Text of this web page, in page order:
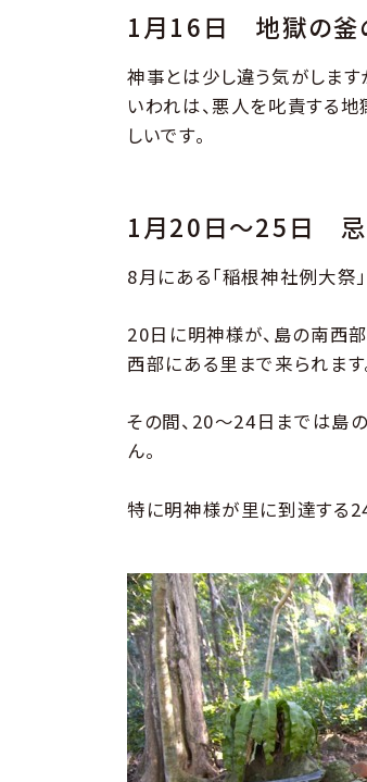
1月16日 地獄の釜
神事とは少し違う気がします
いわれは、悪人を叱責する地
しいです。
1月20日〜25日 忌
8月にある「稲根神社例大祭
20日に明神様が、島の南西
西部にある里まで来られます
その間、20〜24日までは島
ん。
特に明神様が里に到達する24